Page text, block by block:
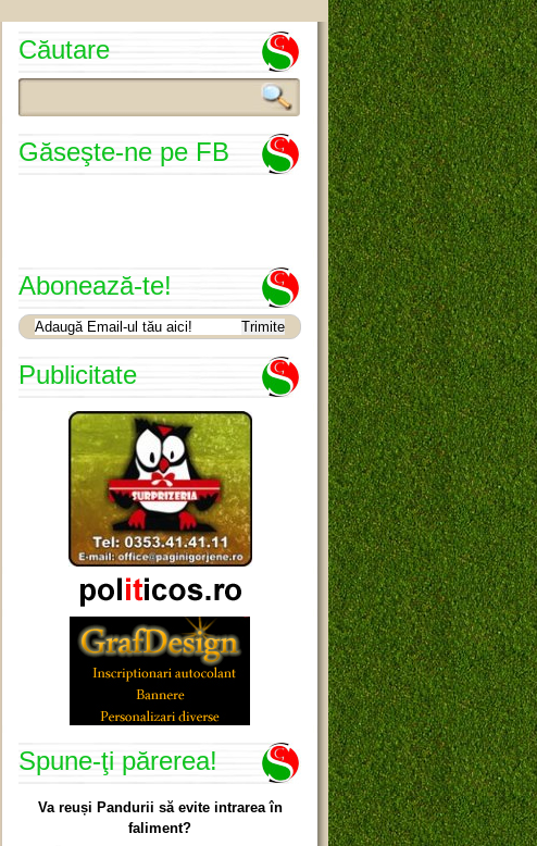
Căutare
Găseşte-ne pe FB
Abonează-te!
Publicitate
Spune-ţi părerea!
Va reuși Pandurii să evite intrarea în
faliment?